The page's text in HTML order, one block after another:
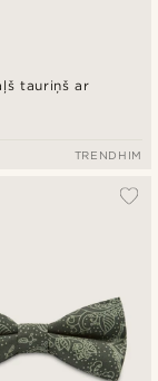
tauriņš ar
TRENDHIM